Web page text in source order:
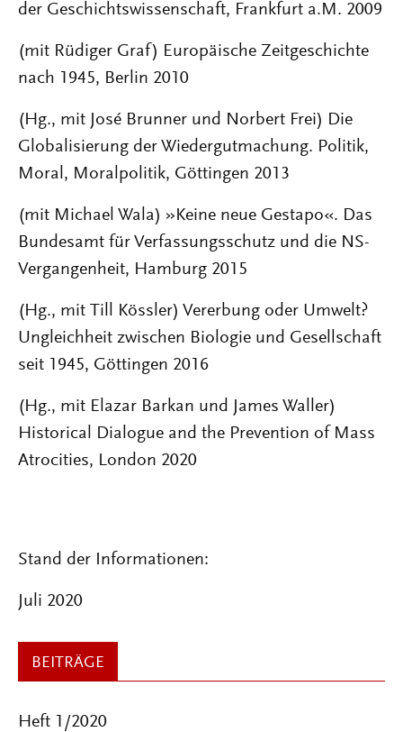
der Geschichtswissenschaft, Frankfurt a.M. 2009
(mit Rüdiger Graf) Europäische Zeitgeschichte
nach 1945, Berlin 2010
(Hg., mit José Brunner und Norbert Frei) Die
Globalisierung der Wiedergutmachung. Politik,
Moral, Moralpolitik, Göttingen 2013
(mit Michael Wala) »Keine neue Gestapo«. Das
Bundesamt für Verfassungsschutz und die NS-
Vergangenheit, Hamburg 2015
(Hg., mit Till Kössler) Vererbung oder Umwelt?
Ungleichheit zwischen Biologie und Gesellschaft
seit 1945, Göttingen 2016
(Hg., mit Elazar Barkan und James Waller)
Historical Dialogue and the Prevention of Mass
Atrocities, London 2020
Stand der Informationen:
Juli 2020
BEITRÄGE
Heft 1/2020